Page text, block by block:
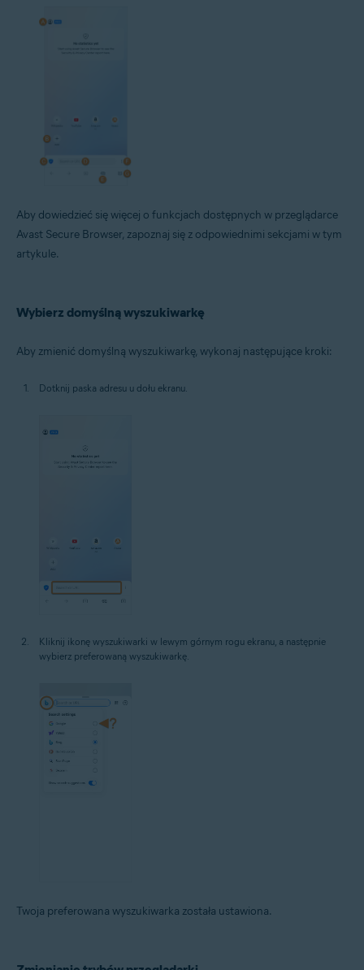
Aby dowiedzieć się więcej o funkcjach dostępnych w przeglądarce
Avast Secure Browser, zapoznaj się z odpowiednimi sekcjami w tym
artykule.
Wybierz domyślną wyszukiwarkę
Aby zmienić domyślną wyszukiwarkę, wykonaj następujące kroki:
Dotknij paska adresu u dołu ekranu.
Kliknij ikonę wyszukiwarki w lewym górnym rogu ekranu, a następnie
wybierz preferowaną wyszukiwarkę.
Twoja preferowana wyszukiwarka została ustawiona.